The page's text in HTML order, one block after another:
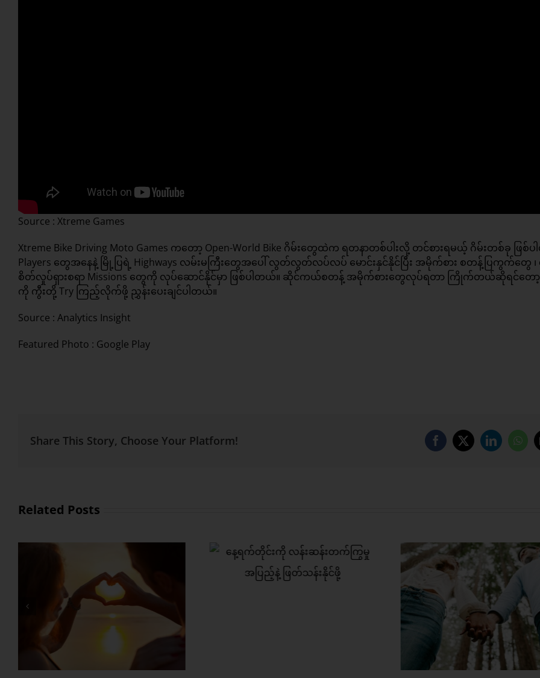
Source : Xtreme Games
Xtreme Bike Driving Moto Games ကတော့ Open-World Bike ဂိမ်းတွေထဲက ရတနာတစ်ပါးလို့ တင်စားရမယ့် ဂိမ်းတစ်ခု ဖြစ်
Players တွေအနေနဲ့ မြို့ပြရဲ့ Highways လမ်းမကြီးတွေအပေါ် လွတ်လွတ်လပ်လပ် မောင်းနှင်နိုင်ပြီး အမိုက်စား စတန့်ပြကွက်တွေ ၊
စိတ်လှုပ်ရှားစရာ Missions တွေကို လုပ်ဆောင်နိုင်မှာ ဖြစ်ပါတယ်။ ဆိုင်ကယ်စတန့် အမိုက်စားတွေလုပ်ရတာ ကြိုက်တယ်ဆိုရင်တော့
ကို ကွီးတို့ Try ကြည့်လိုက်ဖို့ ညွှန်းပေးချင်ပါတယ်။
Source : Analytics Insight
Featured Photo : Google Play
Share This Story, Choose Your Platform! Facebook
X LinkedIn
Related Posts
စိတ်လေး အေးချမ်းရတဲ့
အချစ်ရေးတစ်ခု ဘယ်လို
တည်ဆောက်မလဲ ?
iPhone ကာဗာတွေ ဈ
လို့ ကိုယ်တိုင် ဖန်တီ